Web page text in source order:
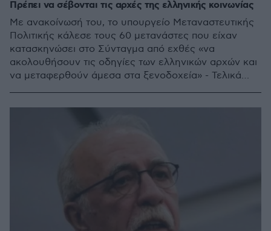
Πρέπει να σέβονται τις αρχές της ελληνικής κοινωνίας
Με ανακοίνωσή του, το υπουργείο Μεταναστευτικής
Πολιτικής κάλεσε τους 60 μετανάστες που είχαν
κατασκηνώσει στο Σύνταγμα από εχθές «να
ακολουθήσουν τις οδηγίες των ελληνικών αρχών και
να μεταφερθούν άμεσα στα ξενοδοχεία» - Τελικά